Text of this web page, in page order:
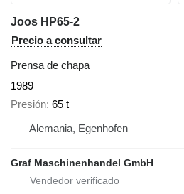
Joos HP65-2
Precio a consultar
Prensa de chapa
1989
Presión 65 t
Alemania, Egenhofen
Graf Maschinenhandel GmbH